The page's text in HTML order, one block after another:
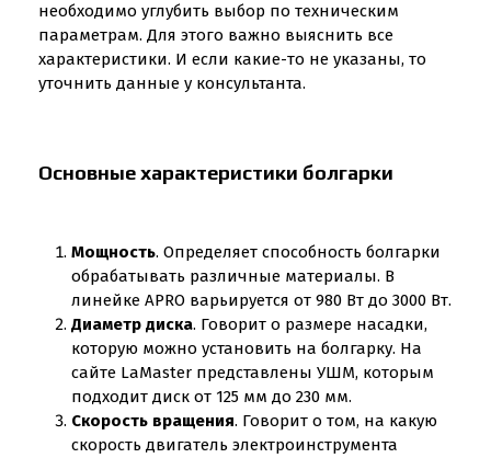
необходимо углубить выбор по техническим
параметрам. Для этого важно выяснить все
характеристики. И если какие-то не указаны, то
уточнить данные у консультанта.
Основные характеристики болгарки
Мощность. Определяет способность болгарки
обрабатывать различные материалы. В
линейке APRO варьируется от 980 Вт до 3000 Вт.
Диаметр диска. Говорит о размере насадки,
которую можно установить на болгарку. На
сайте LaMaster представлены УШМ, которым
подходит диск от 125 мм до 230 мм.
Скорость вращения. Говорит о том, на какую
скорость двигатель электроинструмента